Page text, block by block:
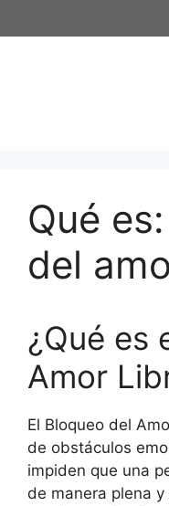
al
Qué
del
¿Qué es
Amor
El Bloqueo del
de obstáculos
impiden que una
de manera plena